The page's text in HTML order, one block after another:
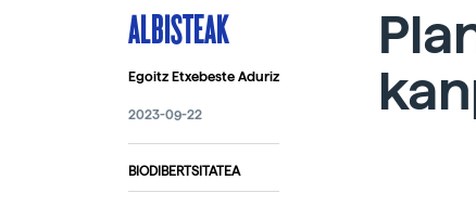
ALBISTEAK
Egoitz Etxebeste Aduriz
2023-09-22
BIODIBERTSITATEA